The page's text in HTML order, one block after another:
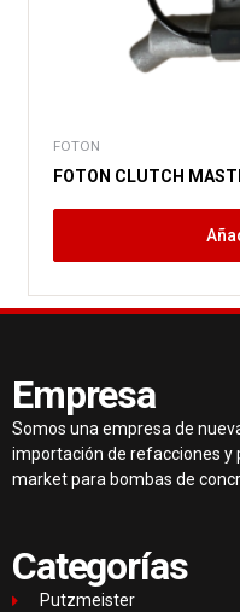
FOTON
FOTON CLUTCH
Empresa
Somos una empresa de
importación de refacciones
market para bombas de
Categorías
Putzmeister